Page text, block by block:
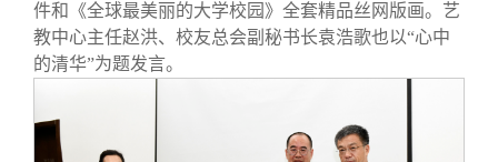
件和《全球最美丽的大学校园》全套精品丝网版画。艺
教中心主任赵洪、校友总会副秘书长袁浩歌也以“心中
的清华”为题发言。